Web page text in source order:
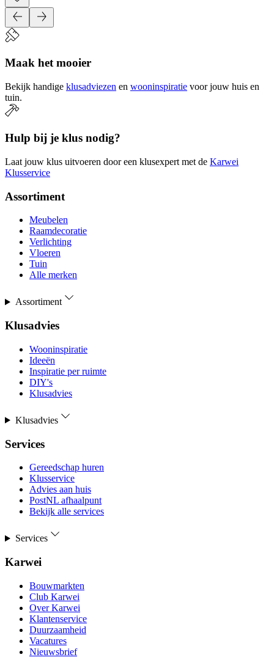
Maak het mooier
Bekijk handige klusadviezen en wooninspiratie voor jouw huis en
tuin.
Hulp bij je klus nodig?
Laat jouw klus uitvoeren door een klusexpert met de Karwei
Klusservice
Assortiment
Meubelen
Raamdecoratie
Verlichting
Vloeren
Tuin
Alle merken
Assortiment
Klusadvies
Wooninspiratie
Ideeën
Inspiratie per ruimte
DIY's
Klusadvies
Klusadvies
Services
Gereedschap huren
Klusservice
Advies aan huis
PostNL afhaalpunt
Bekijk alle services
Services
Karwei
Bouwmarkten
Club Karwei
Over Karwei
Klantenservice
Duurzaamheid
Vacatures
Nieuwsbrief